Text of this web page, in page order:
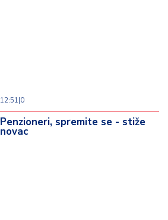
12:51|0
Penzioneri, spremite se - stiže
novac